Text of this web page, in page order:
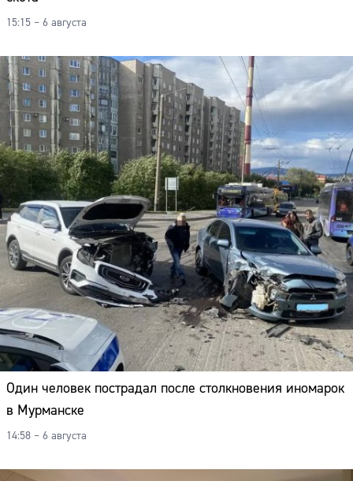
15:15 – 6 августа
Один человек пострадал после столкновения иномарок
в Мурманске
14:58 – 6 августа